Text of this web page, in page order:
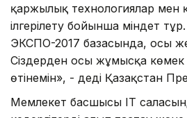
қаржылық технологиялар мен
ілгерілету бойынша міндет
ЭКСПО-2017 базасында, осы
Сіздерден осы жұмысқа көмек
өтінемін», - деді Қазақстан
Мемлекет басшысы ІТ